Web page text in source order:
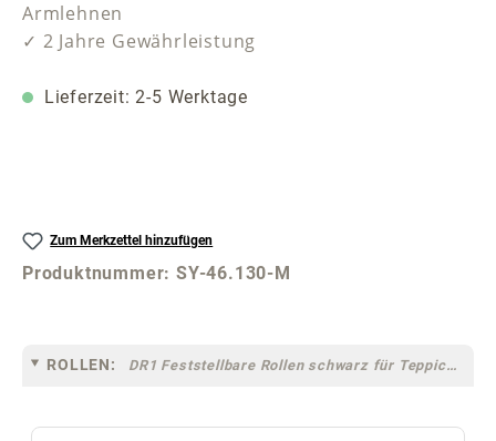
Armlehnen
✓ 2 Jahre Gewährleistung
Lieferzeit: 2-5 Werktage
Zum Merkzettel hinzufügen
Produktnummer:SY-46.130-M
ROLLEN: DR1 Feststellbare Rollen schwarz für Teppichböden [10F]